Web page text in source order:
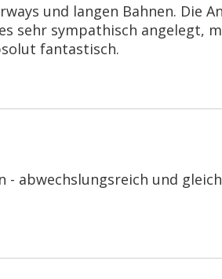
und langen Bahnen. Die
sehr sympathisch angelegt,
fantastisch.
abwechslungsreich und